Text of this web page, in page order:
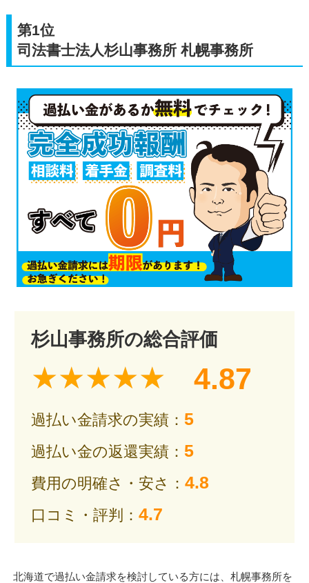
第1位
司法書士法人杉山事務所 札幌事務所
杉山事務所の総合評価
4.87
過払い金請求の実績： 5
過払い金の返還実績： 5
費用の明確さ・安さ： 4.8
口コミ・評判： 4.7
北海道で過払い金請求を検討している方には、札幌事務所を